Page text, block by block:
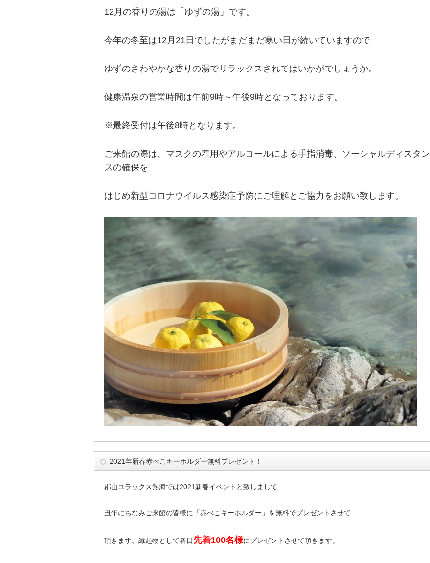
12月の香りの湯は「ゆずの湯」です。
今年の冬至は12月21日でしたがまだまだ寒い日が続いていますので
ゆずのさわやかな香りの湯でリラックスされてはいかがでしょうか。
健康温泉の営業時間は午前9時～午後9時となっております。
※最終受付は午後8時となります。
ご来館の際は、マスクの着用やアルコールによる手指消毒、ソーシャルディスタン
スの確保を
はじめ新型コロナウイルス感染症予防にご理解とご協力をお願い致します。
2021年新春赤べこキーホルダー無料プレゼント！
郡山ユラックス熱海では2021新春イベントと致しまして
丑年にちなみご来館の皆様に「赤べこキーホルダー」を無料でプレゼントさせて
頂きます。縁起物として各日先着100名様にプレゼントさせて頂きます。